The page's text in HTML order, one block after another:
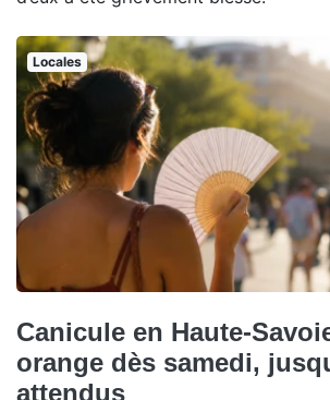
Locales
Canicule en Haute-
orange dès samedi,
attendus